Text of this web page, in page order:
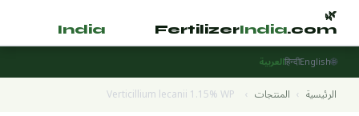
🌿
FertilizerIndia.com
India
🌐
English
हिन्दीالعربية
الرئيسية › المنتجات ›
Verticillium lecanii 1.15% WP